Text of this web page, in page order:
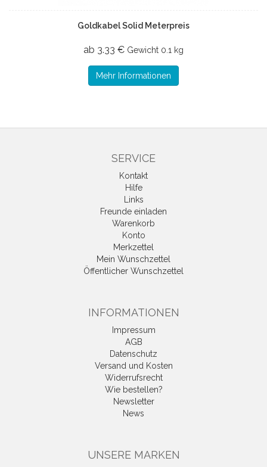
Goldkabel Solid Meterpreis
ab 3.33 € Gewicht 0.1 kg
Mehr Informationen
SERVICE
Kontakt
Hilfe
Links
Freunde einladen
Warenkorb
Konto
Merkzettel
Mein Wunschzettel
Öffentlicher Wunschzettel
INFORMATIONEN
Impressum
AGB
Datenschutz
Versand und Kosten
Widerrufsrecht
Wie bestellen?
Newsletter
News
UNSERE MARKEN